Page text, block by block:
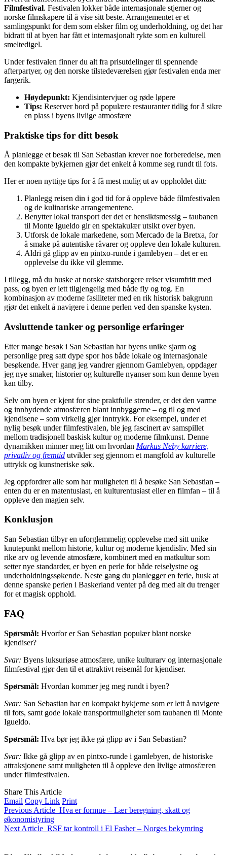
Filmfestival. Festivalen lokker både internasjonale stjerner og
norske filmskapere til å vise sitt beste. Arrangementet er et
samlingspunkt for dem som elsker film og underholdning, og det har
bidratt til at byen har fått et internasjonalt rykte som en kulturell
smeltedigel.
Under festivalen finner du alt fra prisutdelinger til spennende
afterpartyer, og den norske tilstedeværelsen gjør festivalen enda mer
fargerik.
Høydepunkt: Kjendisintervjuer og røde løpere
Tips: Reserver bord på populære restauranter tidlig for å sikre
en plass i byens livlige atmosfære
Praktiske tips for ditt besøk
Å planlegge et besøk til San Sebastian krever noe forberedelse, men
den kompakte bykjernen gjør det enkelt å komme seg rundt til fots.
Her er noen nyttige tips for å få mest mulig ut av oppholdet ditt:
Planlegg reisen din i god tid for å oppleve både filmfestivalen
og de kulinariske arrangementene.
Benytter lokal transport der det er hensiktsmessig – taubanen
til Monte Igueldo gir en spektakulær utsikt over byen.
Utforsk de lokale markedene, som Mercado de la Bretxa, for
å smake på autentiske råvarer og oppleve den lokale kulturen.
Aldri gå glipp av en pintxo-runde i gamlebyen – det er en
opplevelse du ikke vil glemme.
I tillegg, må du huske at norske statsborgere reiser visumfritt med
pass, og byen er lett tilgjengelig med både fly og tog. En
kombinasjon av moderne fasiliteter med en rik historisk bakgrunn
gjør det enkelt å navigere i denne perlen ved den spanske kysten.
Avsluttende tanker og personlige erfaringer
Etter mange besøk i San Sebastian har byens unike sjarm og
personlige preg satt dype spor hos både lokale og internasjonale
besøkende. Hver gang jeg vandrer gjennom Gamlebyen, oppdager
jeg nye smaker, historier og kulturelle nyanser som kun denne byen
kan tilby.
Selv om byen er kjent for sine praktfulle strender, er det den varme
og innbydende atmosfæren blant innbyggerne – og til og med
kjendisene – som virkelig gjør inntrykk. For eksempel, under et
nylig besøk under filmfestivalen, ble jeg fascinert av samspillet
mellom tradisjonell baskisk kultur og moderne filmkunst. Denne
dynamikken minner meg litt om hvordan Markus Neby karriere,
privatliv og fremtid utvikler seg gjennom et mangfold av kulturelle
uttrykk og kunstneriske søk.
Jeg oppfordrer alle som har muligheten til å besøke San Sebastian –
enten du er en matentusiast, en kulturentusiast eller en filmfan – til å
oppleve den magien selv.
Konklusjon
San Sebastian tilbyr en uforglemmelig opplevelse med sitt unike
knutepunkt mellom historie, kultur og moderne kjendisliv. Med sin
rike arv og levende atmosfære, kombinert med en matkultur som
setter nye standarder, er byen en perle for både reiselystne og
underholdningssøkende. Neste gang du planlegger en ferie, husk at
denne spanske perlen i Baskerland venter på deg med alt du trenger
for et magisk opphold.
FAQ
Spørsmål: Hvorfor er San Sebastian populær blant norske
kjendiser?
Svar: Byens luksuriøse atmosfære, unike kulturarv og internasjonale
filmfestival gjør den til et attraktivt reisemål for kjendiser.
Spørsmål: Hvordan kommer jeg meg rundt i byen?
Svar: San Sebastian har en kompakt bykjerne som er lett å navigere
til fots, samt gode lokale transportmuligheter som taubanen til Monte
Igueldo.
Spørsmål: Hva bør jeg ikke gå glipp av i San Sebastian?
Svar: Ikke gå glipp av en pintxo-runde i gamlebyen, de historiske
attraksjonene samt muligheten til å oppleve den livlige atmosfæren
under filmfestivalen.
Share This Article
Email Copy Link Print
Previous Article Hva er formue – Lær beregning, skatt og
økonomistyring
Next Article RSF tar kontroll i El Fasher – Norges bekymring